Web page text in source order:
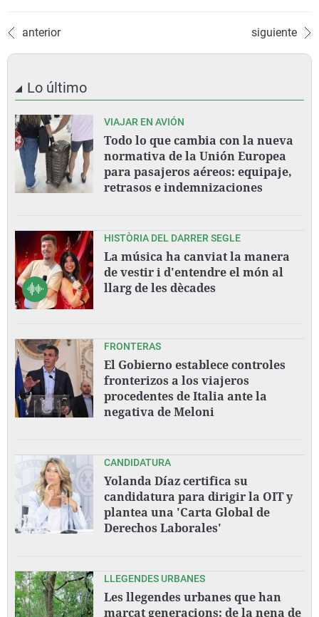
anterior siguiente
Lo último
VIAJAR EN AVIÓN
Todo lo que cambia con la nueva
normativa de la Unión Europea
para pasajeros aéreos: equipaje,
retrasos e indemnizaciones
HISTÒRIA DEL DARRER SEGLE
La música ha canviat la manera
de vestir i d'entendre el món al
llarg de les dècades
FRONTERAS
El Gobierno establece controles
fronterizos a los viajeros
procedentes de Italia ante la
negativa de Meloni
CANDIDATURA
Yolanda Díaz certifica su
candidatura para dirigir la OIT y
plantea una 'Carta Global de
Derechos Laborales'
LLEGENDES URBANES
Les llegendes urbanes que han
marcat generacions: de la nena de